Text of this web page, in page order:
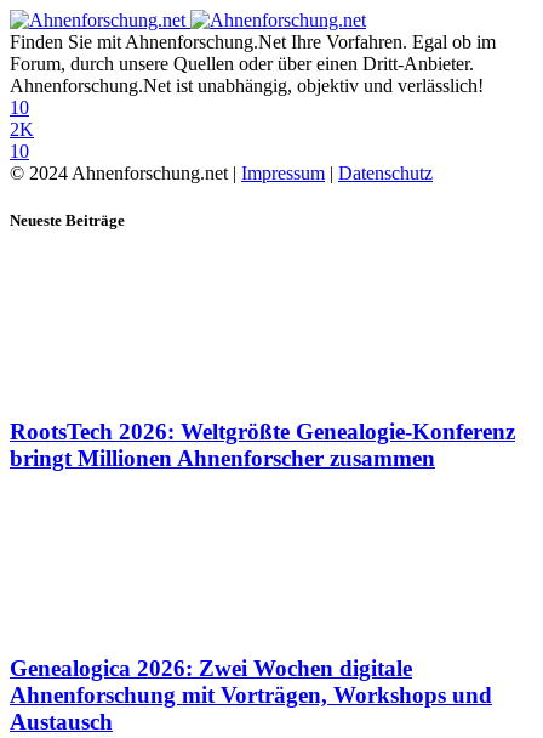
Finden Sie mit Ahnenforschung.Net Ihre Vorfahren. Egal ob im
Forum, durch unsere Quellen oder über einen Dritt-Anbieter.
Ahnenforschung.Net ist unabhängig, objektiv und verlässlich!
10
2K
10
© 2024 Ahnenforschung.net | Impressum | Datenschutz
Neueste Beiträge
RootsTech 2026: Weltgrößte Genealogie-Konferenz
bringt Millionen Ahnenforscher zusammen
Genealogica 2026: Zwei Wochen digitale
Ahnenforschung mit Vorträgen, Workshops und
Austausch